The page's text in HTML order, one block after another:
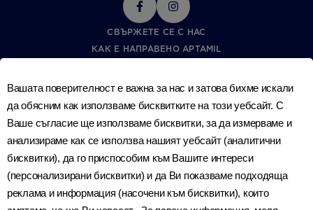
СВЪРЖЕТЕ СЕ С НАС
КАК Е НАПРАВЕНО APTAMIL
DANONE ETHICS LINE
ПРАВИЛА И УСЛОВИЯ
ОСИГУРЯВАНЕ НА КАЧЕСТВО
ВЪПРОСИ ЗА ПОВЕРИТЕЛНОСТТА
Вашата поверителност е важна за нас и затова бихме искали
да обясним как използваме бисквитките на този уебсайт. С
Ваше съгласие ще използваме бисквитки, за да измерваме и
анализираме как се използва нашият уебсайт (аналитични
бисквитки), да го приспособим към Вашите интереси
(персонализирани бисквитки) и да Ви показваме подходяща
реклама и информация (насочени към бисквитки), които